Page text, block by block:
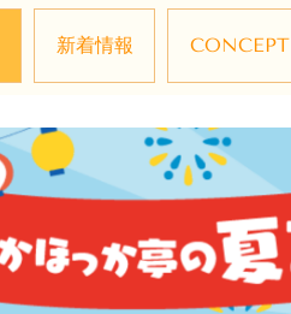
新着情報 CONCEPT